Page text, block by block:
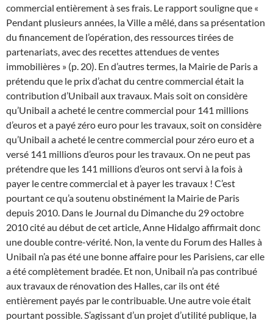
commercial entièrement à ses frais. Le rapport souligne que «
Pendant plusieurs années, la Ville a mêlé, dans sa présentation
du financement de l’opération, des ressources tirées de
partenariats, avec des recettes attendues de ventes
immobilières » (p. 20). En d’autres termes, la Mairie de Paris a
prétendu que le prix d’achat du centre commercial était la
contribution d’Unibail aux travaux. Mais soit on considère
qu’Unibail a acheté le centre commercial pour 141 millions
d’euros et a payé zéro euro pour les travaux, soit on considère
qu’Unibail a acheté le centre commercial pour zéro euro et a
versé 141 millions d’euros pour les travaux. On ne peut pas
prétendre que les 141 millions d’euros ont servi à la fois à
payer le centre commercial et à payer les travaux ! C’est
pourtant ce qu’a soutenu obstinément la Mairie de Paris
depuis 2010. Dans le Journal du Dimanche du 29 octobre
2010 cité au début de cet article, Anne Hidalgo affirmait donc
une double contre-vérité. Non, la vente du Forum des Halles à
Unibail n’a pas été une bonne affaire pour les Parisiens, car elle
a été complètement bradée. Et non, Unibail n’a pas contribué
aux travaux de rénovation des Halles, car ils ont été
entièrement payés par le contribuable. Une autre voie était
pourtant possible. S’agissant d’un projet d’utilité publique, la